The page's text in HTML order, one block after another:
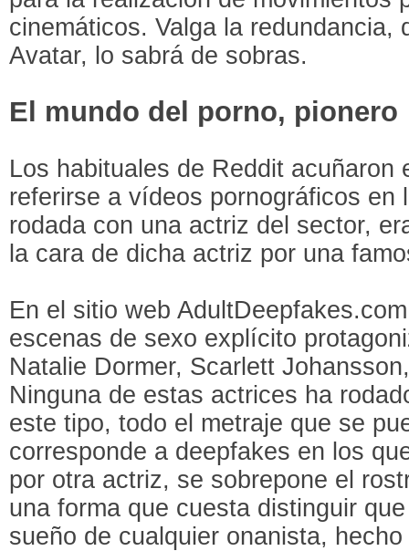
cinemáticos. Valga la redundancia,
Avatar, lo sabrá de sobras.
El mundo del porno, pionero
Los habituales de Reddit acuñaron
referirse a vídeos pornográficos en
rodada con una actriz del sector,
la cara de dicha actriz por una
En el sitio web
escenas de sexo explícito
Natalie Dormer, Scarlett
Ninguna de estas actrices ha
este tipo, todo el metraje que se
corresponde a deepfakes en los
por otra actriz, se sobrepone el
una forma que cuesta distinguir
sueño de cualquier onanista,